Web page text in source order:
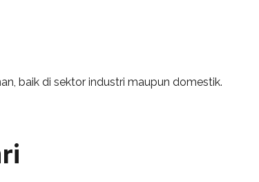
baik di sektor industri maupun domestik.